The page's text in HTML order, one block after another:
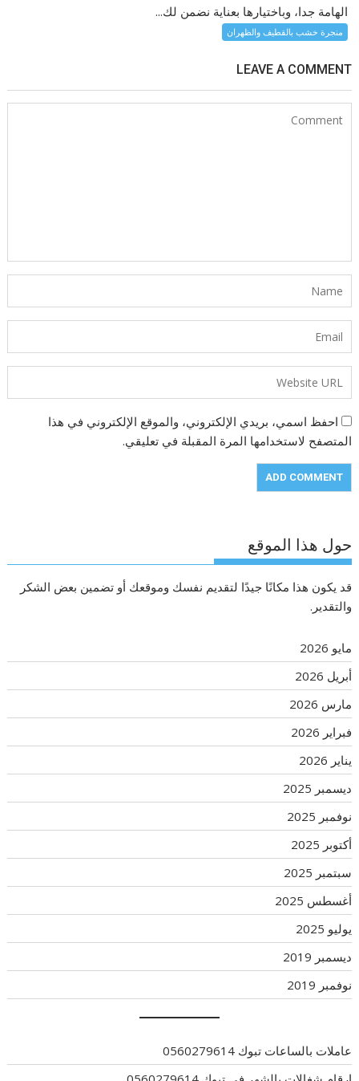
الهامة جدا، وباختيارها بعناية نضمن لك...
منجرة خشب بالقطيف والظهران
LEAVE A COMMENT
احفظ اسمي، بريدي الإلكتروني، والموقع الإلكتروني في هذا
المتصفح لاستخدامها المرة المقبلة في تعليقي.
حول هذا الموقع
قد يكون هذا مكانًا جيدًا لتقديم نفسك وموقعك أو تضمين بعض الشكر
والتقدير.
مايو 2026
أبريل 2026
مارس 2026
فبراير 2026
يناير 2026
ديسمبر 2025
نوفمبر 2025
أكتوبر 2025
سبتمبر 2025
أغسطس 2025
يوليو 2025
ديسمبر 2019
نوفمبر 2019
عاملات بالساعات تبوك 0560279614